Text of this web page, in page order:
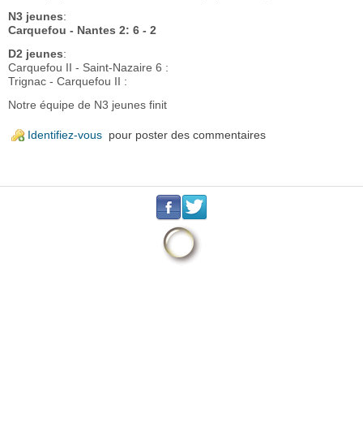
N3 jeunes:
Carquefou - Nantes 2: 6 - 2
D2 jeunes:
Carquefou II - Saint-Nazaire 6 :
Trignac - Carquefou II :
Notre équipe de N3 jeunes finit
Identifiez-vous pour poster des commentaires
. .